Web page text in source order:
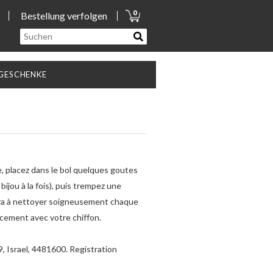
Bestellung verfolgen 0
placez dans le bol quelques goutes
à la fois), puis trempez une
à nettoyer soigneusement chaque
avec votre chiffon.
Israel, 4481600. Registration